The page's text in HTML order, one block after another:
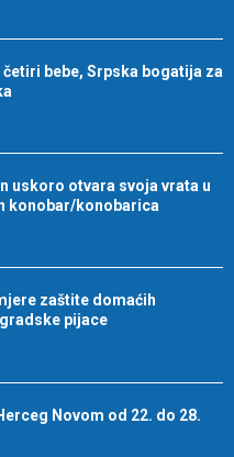
bebe, Srpska bogatija za
uskoro otvara svoja vrata u
konobar/konobarica
zaštite domaćih
pijace
Novom od 22. do 28.